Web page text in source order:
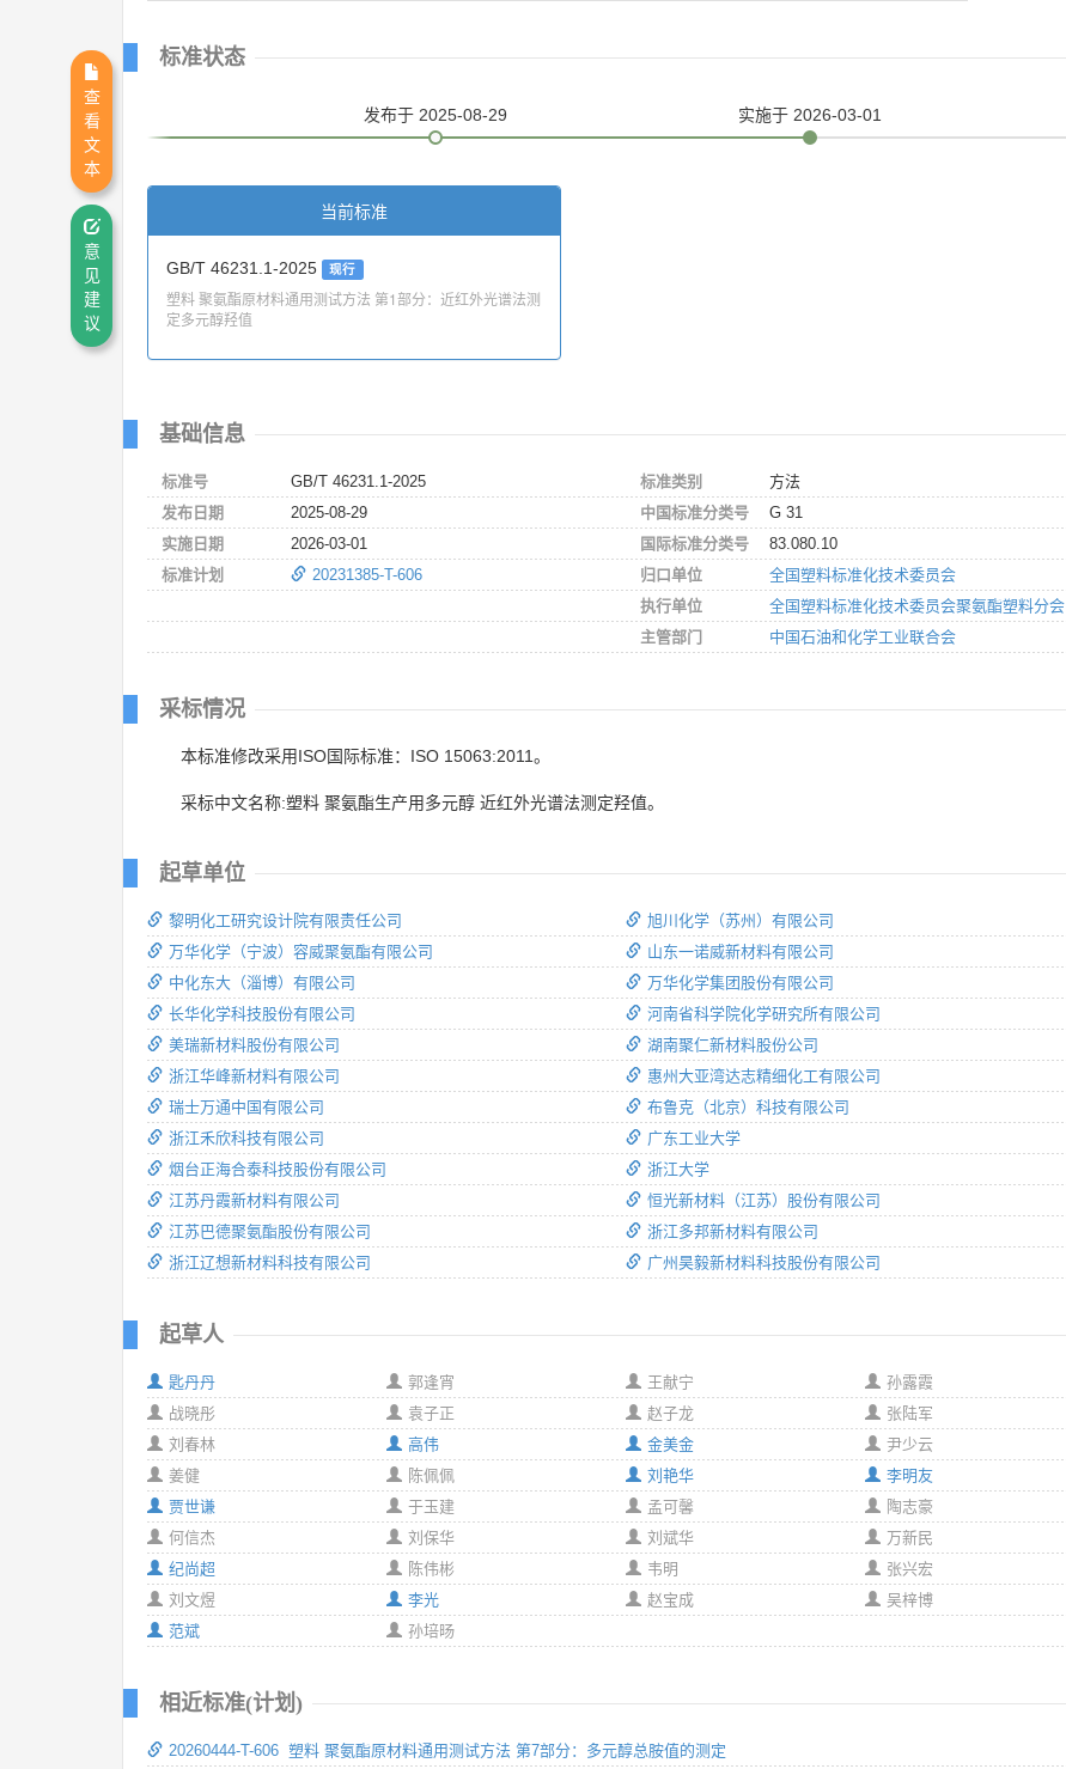
标准状态
发布于 2025-08-29 实施于 2026-03-01
当前标准
GB/T 46231.1-2025 现行
塑料 聚氨酯原材料通用测试方法 第1部分：近红外光谱法测
定多元醇羟值
基础信息
标准号
GB/T 46231.1-2025
发布日期
2025-08-29
实施日期
2026-03-01
标准计划
20231385-T-606
标准类别
方法
中国标准分类号
G 31
国际标准分类号
83.080.10
归口单位
全国塑料标准化技术委员会
执行单位
全国塑料标准化技术委员会聚氨酯塑料分会
主管部门
中国石油和化学工业联合会
采标情况
本标准修改采用ISO国际标准：ISO 15063:2011。
采标中文名称:塑料 聚氨酯生产用多元醇 近红外光谱法测定羟值。
起草单位
黎明化工研究设计院有限责任公司
万华化学（宁波）容威聚氨酯有限公司
中化东大（淄博）有限公司
长华化学科技股份有限公司
美瑞新材料股份有限公司
浙江华峰新材料有限公司
瑞士万通中国有限公司
浙江禾欣科技有限公司
烟台正海合泰科技股份有限公司
江苏丹霞新材料有限公司
江苏巴德聚氨酯股份有限公司
浙江辽想新材料科技有限公司
旭川化学（苏州）有限公司
山东一诺威新材料有限公司
万华化学集团股份有限公司
河南省科学院化学研究所有限公司
湖南聚仁新材料股份公司
惠州大亚湾达志精细化工有限公司
布鲁克（北京）科技有限公司
广东工业大学
浙江大学
恒光新材料（江苏）股份有限公司
浙江多邦新材料有限公司
广州昊毅新材料科技股份有限公司
起草人
匙丹丹
郭逢宵
战晓彤
袁子正
刘春林
高伟
姜健
陈佩佩
贾世谦
于玉建
何信杰
刘保华
纪尚超
陈伟彬
刘文煜
李光
范斌
孙培旸
王献宁
孙露霞
赵子龙
张陆军
金美金
尹少云
刘艳华
李明友
孟可馨
陶志豪
刘斌华
万新民
韦明
张兴宏
赵宝成
吴梓博
相近标准(计划)
20260444-T-606 塑料 聚氨酯原材料通用测试方法 第7部分：多元醇总胺值的测定
查
看
文
本
意
见
建
议